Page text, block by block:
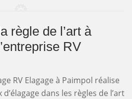
règle de l’art à
RV
RV Elagage à Paimpol réalise
dans les règles de l’art